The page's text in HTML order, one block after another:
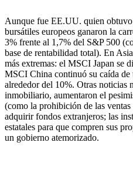
Aunque fue EE.UU. quien
bursátiles europeos ganaron la
3% frente al 1,7% del S&P 500
base de rentabilidad total). En
más extremas: el MSCI Japan se
MSCI China continuó su caída de
alrededor del 10%. Otras noticias
inmobiliario, aumentaron el
(como la prohibición de las
adquirir fondos extranjeros; las
estatales para que compren sus
un gobierno atemorizado.